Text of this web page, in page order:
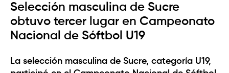
Selección masculina de Sucre
obtuvo tercer lugar en Campeonato
Nacional de Sóftbol U19
La selección masculina de Sucre, categoría U19,